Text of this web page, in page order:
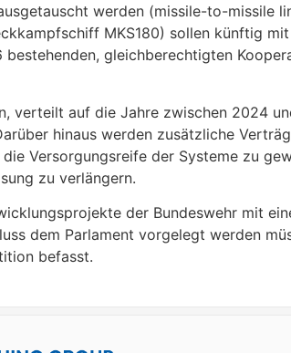
werden (missile-to-missile
MKS180) sollen künftig
bestehenden, gleichberechtigten
verteilt auf die Jahre zwischen 2024
hinaus werden zusätzliche
Versorgungsreife der Systeme zu
zu verlängern.
der Bundeswehr mit
dem Parlament vorgelegt werden
befasst.